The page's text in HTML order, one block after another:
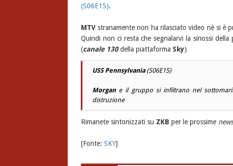
(S06E15).
MTVstranamente non ha rilasciato video nè si è
Quindi non ci resta che segnalarvi la sinossi
(canale 130della piattaforma Sky)
USS Pennsylvania(S06E15)
Morgane il gruppo si infiltrano nel
distruzione
Rimanete sintonizzati su ZKB per le prossime news
[Fonte: SKY]